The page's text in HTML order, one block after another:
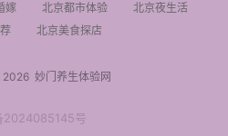
嫁 北京都市体验
北京夜生活
北京美食探店
妙门养生体验网
2024085145号